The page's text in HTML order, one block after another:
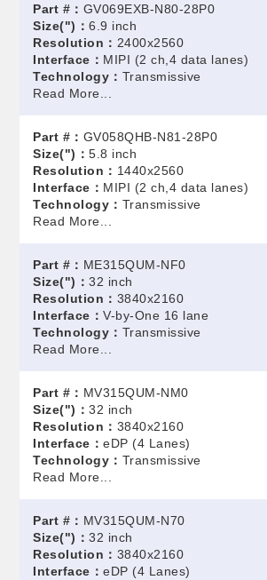
Part #： GV069EXB-N80-28P0
Size(")：6.9 inch
Resolution： 2400x2560
Interface： MIPI (2 ch,4 data lanes)
Technology： Transmissive
Read More...
Part #： GV058QHB-N81-28P0
Size(")：5.8 inch
Resolution： 1440x2560
Interface： MIPI (2 ch,4 data lanes)
Technology： Transmissive
Read More...
Part #： ME315QUM-NF0
Size(")：32 inch
Resolution： 3840x2160
Interface：V-by-One 16 lane
Technology： Transmissive
Read More...
Part #： MV315QUM-NM0
Size(")：32 inch
Resolution： 3840x2160
Interface：eDP (4 Lanes)
Technology： Transmissive
Read More...
Part #： MV315QUM-N70
Size(")：32 inch
Resolution： 3840x2160
Interface：eDP (4 Lanes)